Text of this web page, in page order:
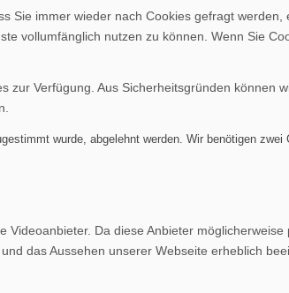
immer wieder nach Cookies gefragt
vollumfänglich nutzen zu können. Wenn Sie
Verfügung. Aus Sicherheitsgründen können
wurde, abgelehnt werden. Wir benötigen
Da diese Anbieter
das Aussehen unserer Webseite erheblich